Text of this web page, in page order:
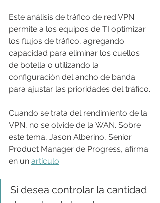
Este análisis de tráfico de red VPN
permite a los equipos de TI optimizar
los flujos de tráfico, agregando
capacidad para eliminar los cuellos
de botella o utilizando la
configuración del ancho de banda
para ajustar las prioridades del tráfico.
Cuando se trata del rendimiento de la
VPN, no se olvide de la WAN. Sobre
este tema, Jason Alberino, Senior
Product Manager de Progress, afirma
en un artículo :
Si desea controlar la cantidad